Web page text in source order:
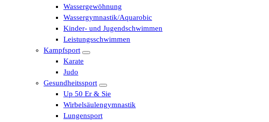
Wassergewöhnung
Wassergymnastik/Aquarobic
Kinder- und Jugendschwimmen
Leistungsschwimmen
Kampfsport
Karate
Judo
Gesundheitssport
Up 50 Er & Sie
Wirbelsäulengymnastik
Lungensport